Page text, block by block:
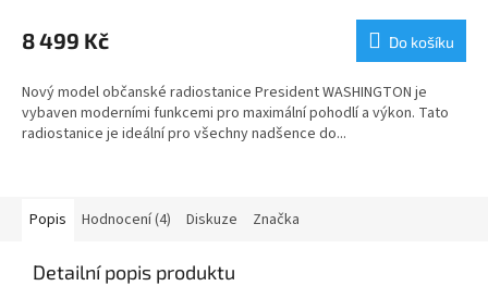
produktu
je
z
5
hvězdiček.
8 499 Kč Do košíku
Nový model občanské radiostanice President WASHINGTON je
vybaven moderními funkcemi pro maximální pohodlí a výkon. Tato
radiostanice je ideální pro všechny nadšence do...
Popis Hodnocení (4) Diskuze Značka
Detailní popis produktu